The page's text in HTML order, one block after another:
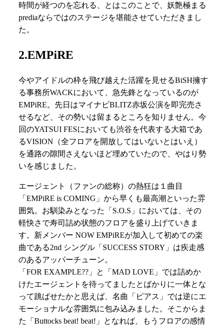
時間が経つのを忘れる、とはこのことで、妖艶極まる
prediaならではのステージを堪能させていただきまし
た。
2.EMPiRE
今やアイドルの枠を飛び越えた活躍を見せるBiSH擁す
る事務所WACKにおいて、急先鋒となっているのが
EMPiRE。先日はマイナビBLITZ赤坂公演を即完売さ
せるなど、その勢いは留まるところを知りません。今
回のYATSUI FESにおいても渋谷を代表する大箱であ
るVISION（全フロアを開放してはいないとはいえ）
を通路の隙間さえないほど埋めていたので、やはり勢
いを感じました。
エージェント（ファンの総称）の熱狂は１曲目
「EMPiRE is COMING」から早くも最高潮といった雰
囲気。お馴染みとなった「S.O.S」においては、その
軽快さで寿司詰め状態のフロアを盛り上げていきま
す。新メンバー NOW EMPiREが加入して初めての楽
曲である2nd シングル「SUCCESS STORY」は疾走感
のあるアッパーチューン。
「FOR EXAMPLE??」と「MAD LOVE」では詰めか
けたエージェントを待ってましたとばかりに一体とな
って跳ばせたかと思えば、名曲「ピアス」では逆にエ
モーショナルな雰囲気に包み込みました。そこからま
た「Buttocks beat! beat!」となれば、もうフロアの感情